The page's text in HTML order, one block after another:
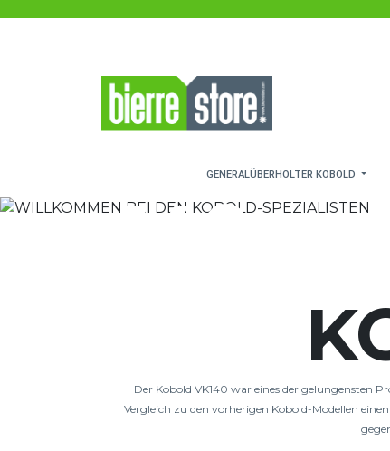
GENERALÜBERHOLTER KOBOLD
WILLKOMMEN BEI
SPEZIALISTEN
140
Der Kobold VK140 war eines der gelungensten
Vergleich zu den vorherigen Kobold-Modellen